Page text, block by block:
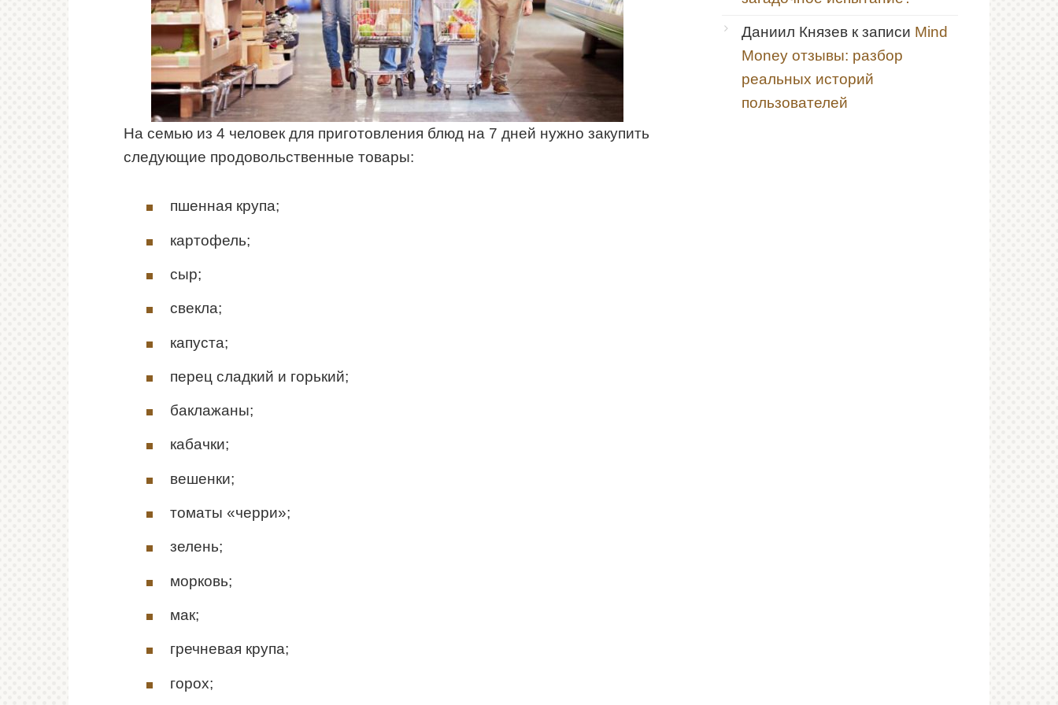
На семью из 4 человек для приготовления блюд на 7 дней нужно закупить
следующие продовольственные товары:
пшенная крупа;
картофель;
сыр;
свекла;
капуста;
перец сладкий и горький;
баклажаны;
кабачки;
вешенки;
томаты «черри»;
зелень;
морковь;
мак;
гречневая крупа;
горох;
Даниил Князев к записи Mind
Money отзывы: разбор
реальных историй
пользователей